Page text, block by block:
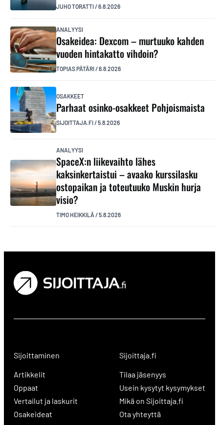
JUHO TORATTI/6.8.2026
ANALYYSI
Osakeidea: Dexcom – murtuuko kahden
vuoden hintakatto vihdoin?
TOPIAS PÄTÄRI/6.8.2026
OSAKKEET
Parhaat osinko-osakkeet Pohjoismaista
SIJOITTAJA.FI/5.8.2026
ANALYYSI
SpaceX:n liikevaihto lähes
kaksinkertaistui – avaako kurssilasku
ostopaikan ja toteutuuko Muskin hurja
visio?
TIMO HEIKKILÄ /5.8.2026
Sijoittaminen
Artikkelit
Oppaat
Vertailut ja laskurit
Osakeideat
Sijoittaja.fi
Tilaa jäsenyys
Usein kysytyt kysymykset
Mikä on Sijoittaja.fi
Ota yhteyttä